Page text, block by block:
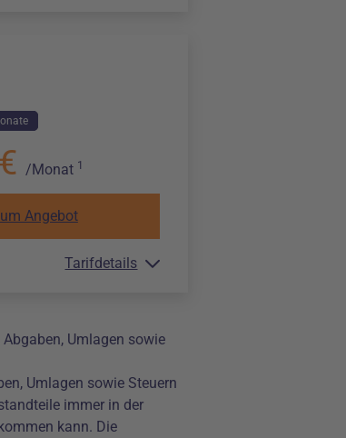
/Monat 1
Angebot
Tarifdetails
Umlagen sowie
Umlagen sowie Steuern
immer in der
kann. Die